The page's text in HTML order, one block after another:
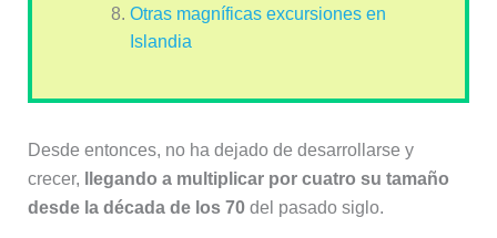
Otras magníficas excursiones en
Islandia
Desde entonces, no ha dejado de desarrollarse y
crecer,
llegando a multiplicar por cuatro su tamaño
desde la década de los 70del pasado siglo.